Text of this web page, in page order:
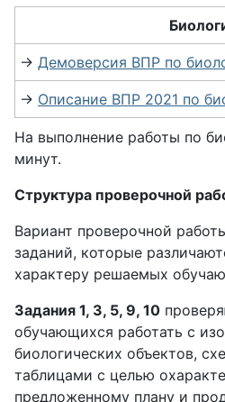
→ Демоверсия ВПР по
→ Описание ВПР 2021 по
На выполнение работы по
минут.
Структура проверочной
Вариант проверочной
заданий, которые
характеру решаемых
Задания 1, 3, 5, 9, 10
обучающихся работать с
биологических объектов,
таблицами с целью
предложенному плану и